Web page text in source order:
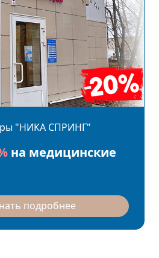
"НИКА СПРИНГ"
на медицинские
подробнее